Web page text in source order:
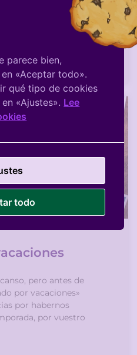
vuestras familias,
de la compleja situación
pero antes de
por vacaciones»
por habernos
por vuestro
parece bien,
«Aceptar todo».
qué tipo de cookies
«Ajustes». Lee
todo